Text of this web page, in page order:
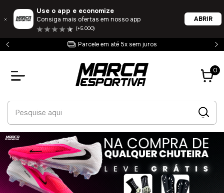
Use o app e economize
Consiga mais ofertas em nosso app
(+5.000)
ABRIR
Entrega 100% garantida
0